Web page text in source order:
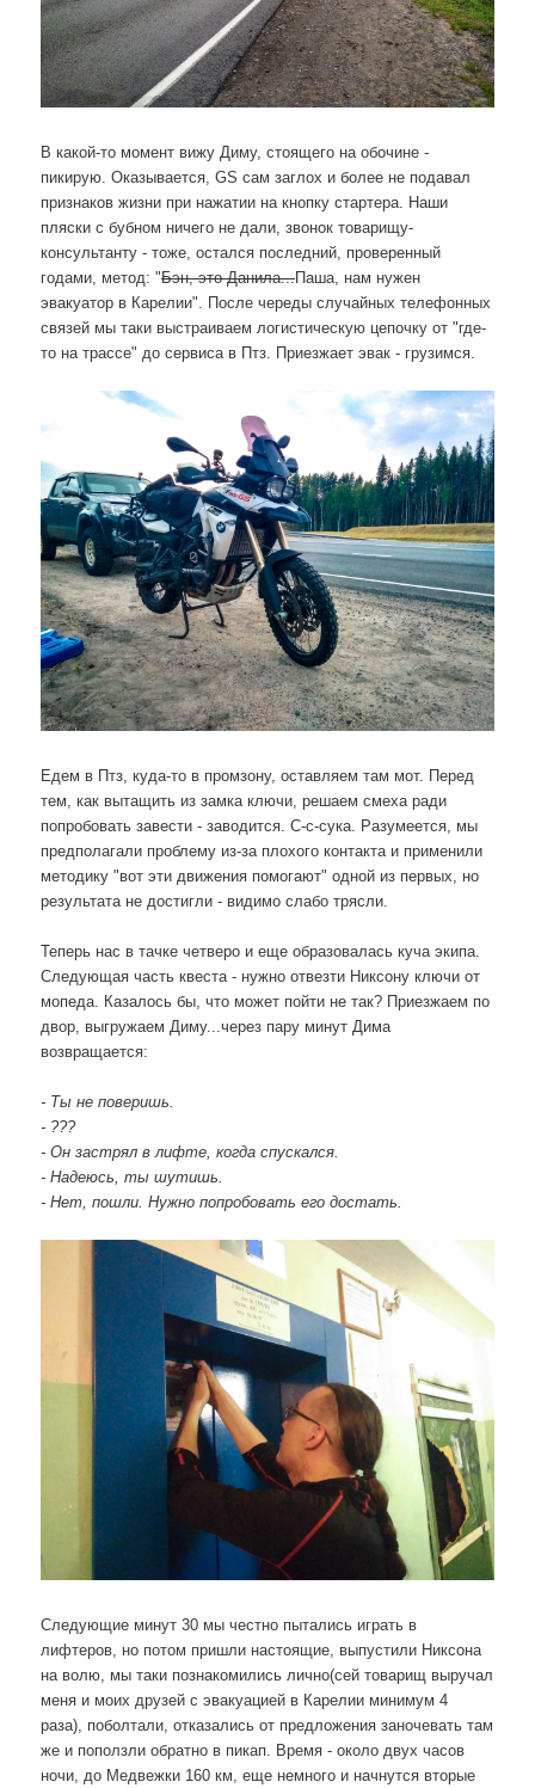
В какой-то момент вижу Диму, стоящего на обочине -
пикирую. Оказывается, GS сам заглох и более не подавал
признаков жизни при нажатии на кнопку стартера. Наши
пляски с бубном ничего не дали, звонок товарищу-
консультанту - тоже, остался последний, проверенный
годами, метод: "Бэн, это Данила...Паша, нам нужен
эвакуатор в Карелии". После череды случайных телефонных
связей мы таки выстраиваем логистическую цепочку от "где-
то на трассе" до сервиса в Птз. Приезжает эвак - грузимся.
Едем в Птз, куда-то в промзону, оставляем там мот. Перед
тем, как вытащить из замка ключи, решаем смеха ради
попробовать завести - заводится. С-с-сука. Разумеется, мы
предполагали проблему из-за плохого контакта и применили
методику "вот эти движения помогают" одной из первых, но
результата не достигли - видимо слабо трясли.
Теперь нас в тачке четверо и еще образовалась куча экипа.
Следующая часть квеста - нужно отвезти Никсону ключи от
мопеда. Казалось бы, что может пойти не так? Приезжаем по
двор, выгружаем Диму...через пару минут Дима
возвращается:
- Ты не поверишь.
- ???
- Он застрял в лифте, когда спускался.
- Надеюсь, ты шутишь.
- Нет, пошли. Нужно попробовать его достать.
Следующие минут 30 мы честно пытались играть в
лифтеров, но потом пришли настоящие, выпустили Никсона
на волю, мы таки познакомились лично(сей товарищ выручал
меня и моих друзей с эвакуацией в Карелии минимум 4
раза), поболтали, отказались от предложения заночевать там
же и поползли обратно в пикап. Время - около двух часов
ночи, до Медвежки 160 км, еще немного и начнутся вторые